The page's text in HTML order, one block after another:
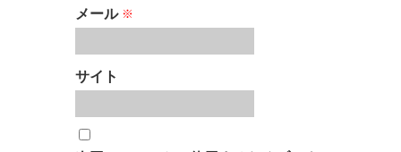
メール ※
サイト